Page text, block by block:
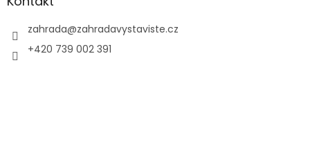
zahrada@zahradavystaviste.cz
+420 739 002 391